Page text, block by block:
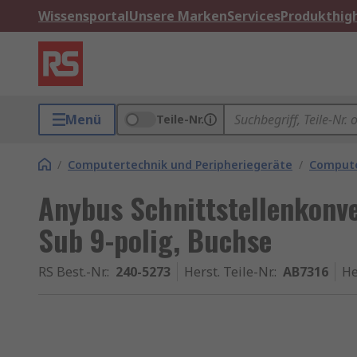
WissensportalUnsere MarkenServices
Menü Teile-Nr.
/ Computertechnik und Peripheriegeräte /
Anybus
Sub 9-polig, Buchse
RS Best.-Nr.: 240-5273 Herst. Teile-Nr.: AB7316